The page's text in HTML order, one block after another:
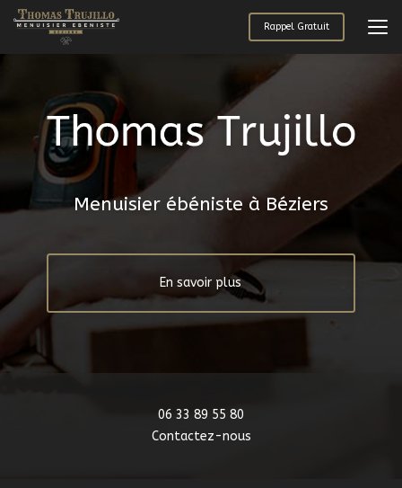
Aller
au
Rappel Gratuit
Menuisier ébéniste à Béziers
En savoir plus
06 33 89 55 80
Contactez-nous